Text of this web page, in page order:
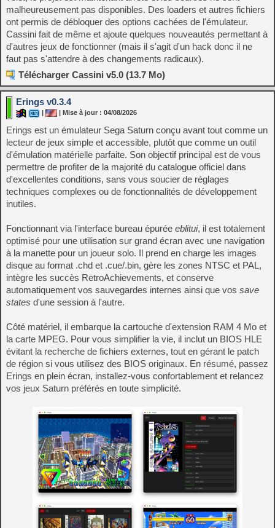
malheureusement pas disponibles. Des loaders et autres fichiers
ont permis de débloquer des options cachées de l'émulateur.
Cassini fait de même et ajoute quelques nouveautés permettant à
d'autres jeux de fonctionner (mais il s'agit d'un hack donc il ne
faut pas s'attendre à des changements radicaux).
Télécharger Cassini v5.0 (13.7 Mo)
Erings v0.3.4
| Mise à jour : 04/08/2026
Erings est un émulateur Sega Saturn conçu avant tout comme un
lecteur de jeux simple et accessible, plutôt que comme un outil
d'émulation matérielle parfaite. Son objectif principal est de vous
permettre de profiter de la majorité du catalogue officiel dans
d'excellentes conditions, sans vous soucier de réglages
techniques complexes ou de fonctionnalités de développement
inutiles.
Fonctionnant via l'interface bureau épurée eblitui, il est totalement
optimisé pour une utilisation sur grand écran avec une navigation
à la manette pour un joueur solo. Il prend en charge les images
disque au format .chd et .cue/.bin, gère les zones NTSC et PAL,
intègre les succès RetroAchievements, et conserve
automatiquement vos sauvegardes internes ainsi que vos save
states d'une session à l'autre.
Côté matériel, il embarque la cartouche d'extension RAM 4 Mo et
la carte MPEG. Pour vous simplifier la vie, il inclut un BIOS HLE
évitant la recherche de fichiers externes, tout en gérant le patch
de région si vous utilisez des BIOS originaux. En résumé, passez
Erings en plein écran, installez-vous confortablement et relancez
vos jeux Saturn préférés en toute simplicité.